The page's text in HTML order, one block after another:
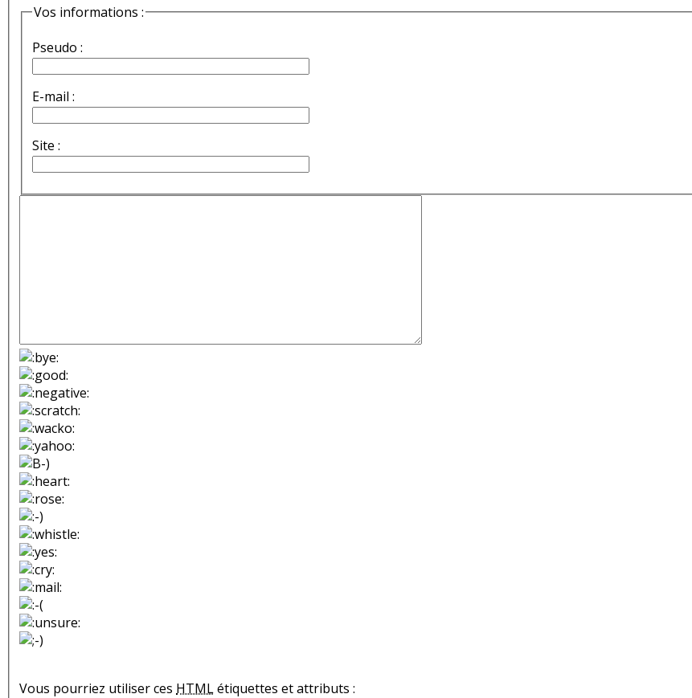
Vos informations :
Pseudo :
E-mail :
Site :
Vous pourriez utiliser ces HTMLétiquettes et attributs :